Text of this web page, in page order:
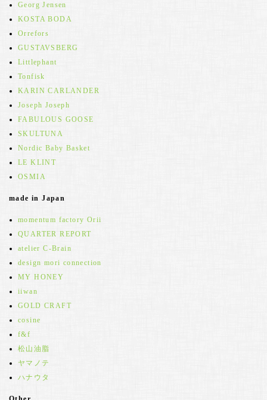
Georg Jensen
KOSTA BODA
Orrefors
GUSTAVSBERG
Littlephant
Tonfisk
KARIN CARLANDER
Joseph Joseph
FABULOUS GOOSE
SKULTUNA
Nordic Baby Basket
LE KLINT
OSMIA
made in Japan
momentum factory Orii
QUARTER REPORT
atelier C-Brain
design mori connection
MY HONEY
iiwan
GOLD CRAFT
cosine
f&f
松山油脂
ヤマノテ
ハナウタ